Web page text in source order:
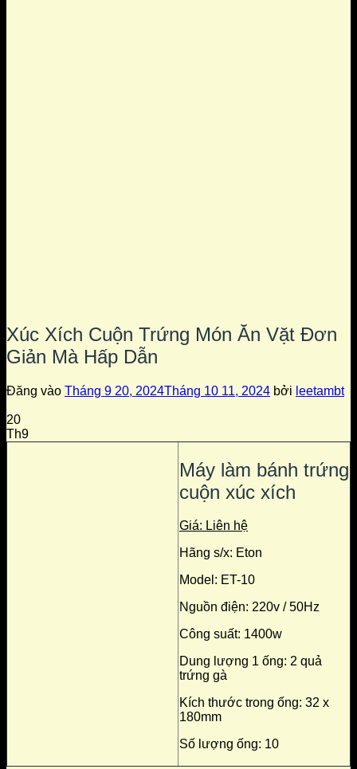
Xúc Xích Cuộn Trứng Món Ăn Vặt Đơn
Giản Mà Hấp Dẫn
Đăng vào Tháng 9 20, 2024Tháng 10 11, 2024 bởi leetambt
20
Th9
Máy làm bánh trứng
cuộn xúc xích
Giá: Liên hệ
Hãng s/x: Eton
Model: ET-10
Nguồn điện: 220v / 50Hz
Công suất: 1400w
Dung lượng 1 ống: 2 quả
trứng gà
Kích thước trong ống: 32 x
180mm
Số lượng ống: 10